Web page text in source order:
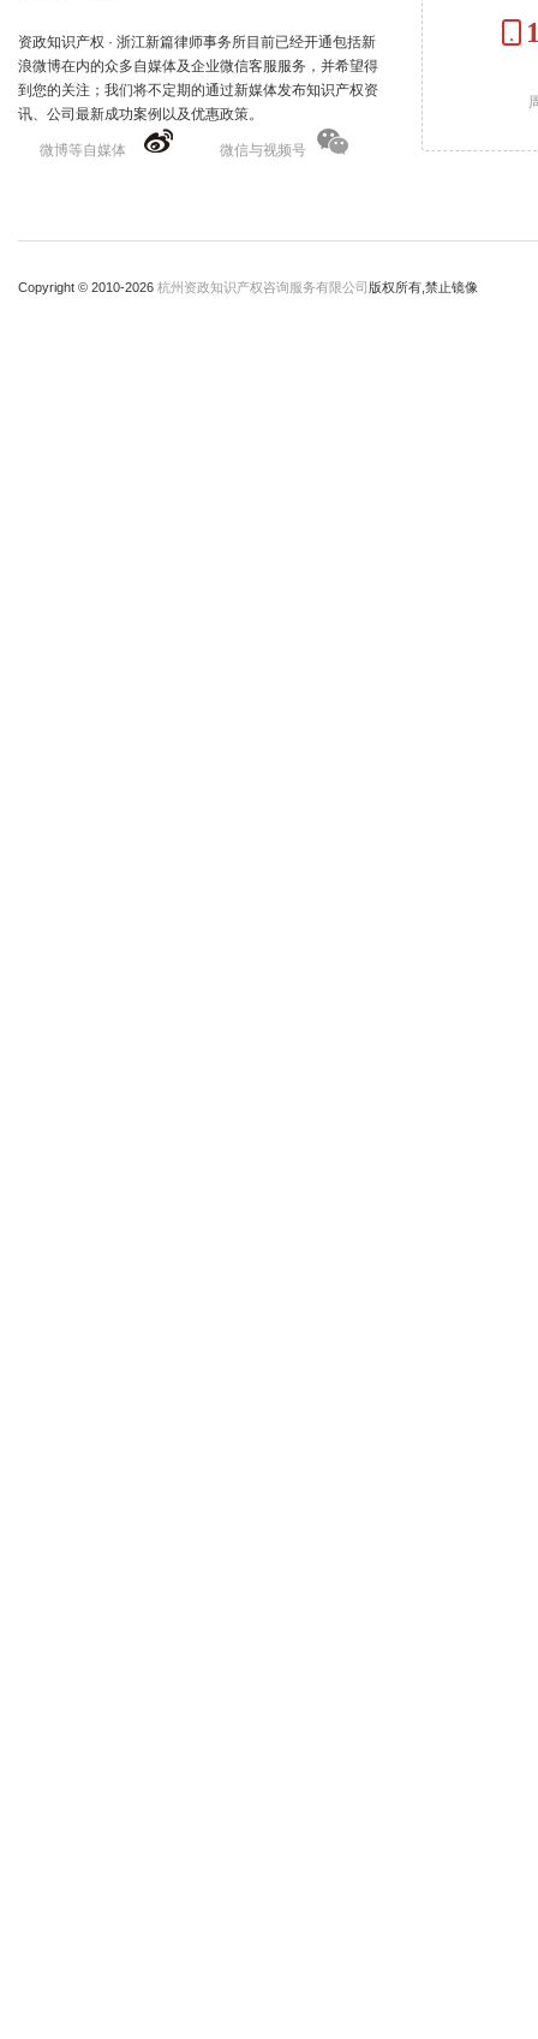
资政知识产权 · 浙江新篇律师事务所目前已经开通包括新
浪微博在内的众多自媒体及企业微信客服服务，并希望得
到您的关注；我们将不定期的通过新媒体发布知识产权资
讯、公司最新成功案例以及优惠政策。
微博等自媒体 微信与视频号
Copyright © 2010-2026 杭州资政知识产权咨询服务有限公司 版权所有,禁止镜像